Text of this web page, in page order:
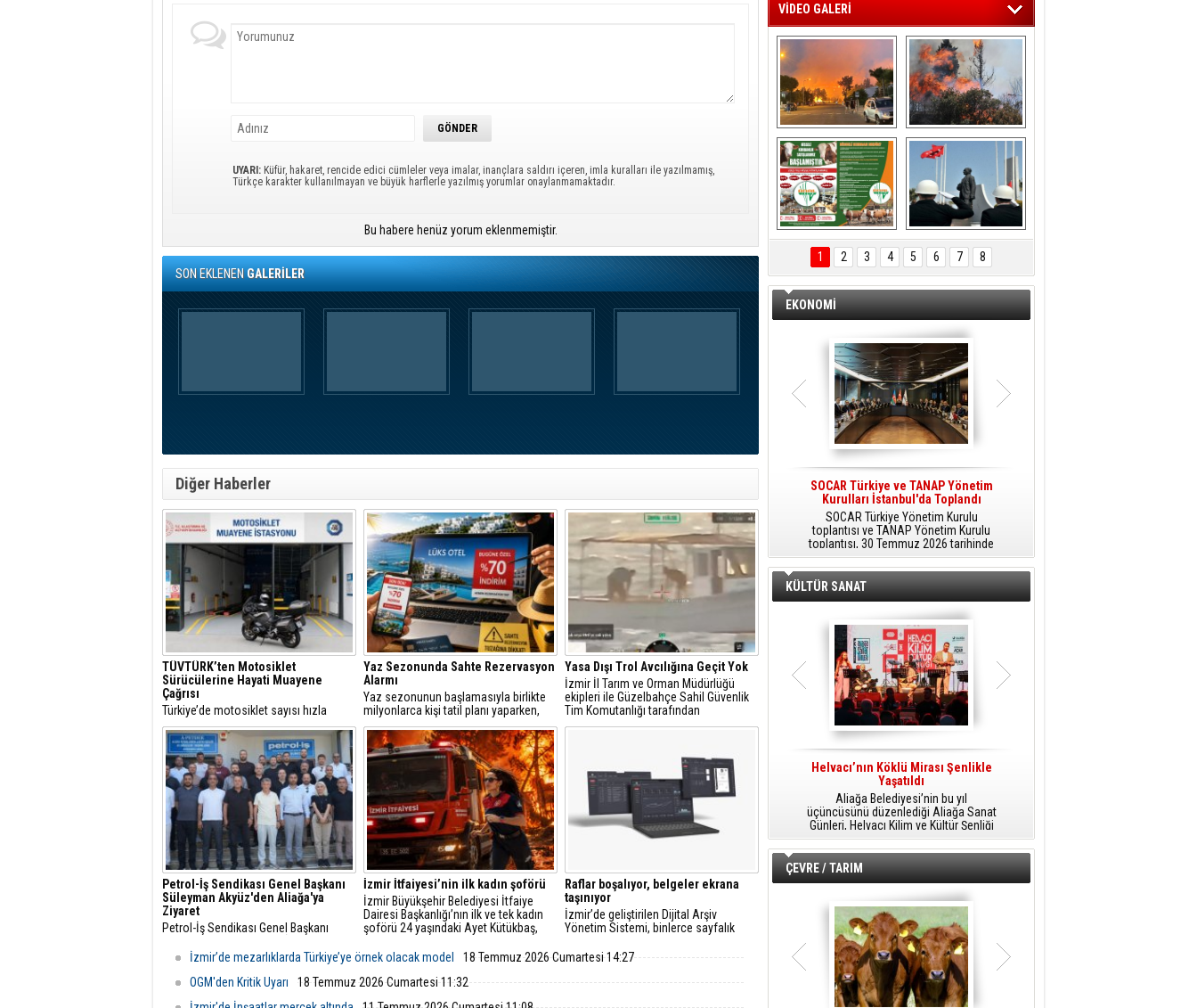
UYARI: Küfür, hakaret, rencide edici cümleler veya imalar, inançlara saldırı içeren, imla kuralları ile yazılmamış,
Türkçe karakter kullanılmayan ve büyük harflerle yazılmış yorumlar onaylanmamaktadır.
Bu habere henüz yorum eklenmemiştir.
SON EKLENENGALERİLER
Diğer Haberler
TÜVTÜRK’ten Motosiklet
Sürücülerine Hayati Muayene
Çağrısı
Türkiye’de motosiklet sayısı hızla
artarken, trafikteki payı yüzde 21’i aşan
bu araçlarda düzenli teknik kontrollerin
önemi de giderek artıyor.
Yaz Sezonunda Sahte Rezervasyon
Alarmı
Yaz sezonunun başlamasıyla birlikte
milyonlarca kişi tatil planı yaparken,
internet üzerinden yapılan
rezervasyonlarda sahtecilik vakaları da
hızla artıyor.
Yasa Dışı Trol Avcılığına Geçit Yok
İzmir İl Tarım ve Orman Müdürlüğü
ekipleri ile Güzelbahçe Sahil Güvenlik
Tim Komutanlığı tarafından
gerçekleştirilen ortak denetimlerde,
yapan bir balıkçı teknesi tespit edildi.
Petrol-İş Sendikası Genel Başkanı
Süleyman Akyüz'den Aliağa'ya
Ziyaret
Petrol-İş Sendikası Genel Başkanı
Aliağa Şubesi'ni ziyaret etti.
İzmir İtfaiyesi’nin ilk kadın şoförü
İzmir Büyükşehir Belediyesi İtfaiye
Dairesi Başkanlığı’nın ilk ve tek kadın
şoförü 24 yaşındaki Ayet Kütükbaş,
yangın ve kurtarma operasyonlarına
Raflar boşalıyor, belgeler ekrana
taşınıyor
İzmir’de geliştirilen Dijital Arşiv
Yönetim Sistemi, binlerce sayfalık
aktarıyor. Belediye iştiraklerinde
kurumlarına yayılması hedefleniyor.
İzmir’de mezarlıklarda Türkiye’ye örnek olacak model
18 Temmuz 2026 Cumartesi 14:27
OGM'den Kritik Uyarı
18 Temmuz 2026 Cumartesi 11:32
VİDEO GALERİ
Aliağa ‘da  otluk
alanda çıkan
yangın evlere
sıçramadan
söndürüldü
Aliağa'nın Ciğerleri
ÖNAL TARIM
TANITIM FİLMİ
Aliağa'da Polis
Haftası Kutlandı
1 2 3 4 5 6 7 8
EKONOMİ
SOCAR Türkiye ve TANAP Yönetim
Kurulları İstanbul'da Toplandı
SOCAR Türkiye Yönetim Kurulu
toplantısı ve TANAP Yönetim Kurulu
toplantısı, 30 Temmuz 2026 tarihinde
İstanbul’da gerçekleştirildi.
hidrojen teknolojileri alanında yenilikçi
projelere öncülük ediyor.
KÜLTÜR SANAT
Helvacı’nın Köklü Mirası Şenlikle
Yaşatıldı
Aliağa Belediyesi’nin bu yıl
üçüncüsünü düzenlediği Aliağa Sanat
Günleri, Helvacı Kilim ve Kültür Şenliği
ile Helvacı’da renkli bir güne sahne
oldu.
birbirinden renkli etkinliklerle devam
ÇEVRE / TARIM